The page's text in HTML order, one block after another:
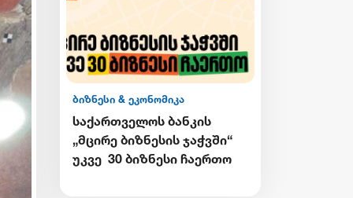
ბიზნესი & ეკონომიკა
Wine Square X Lunatic
ერთმანეთის
მხარდასაჭერად | მცირე